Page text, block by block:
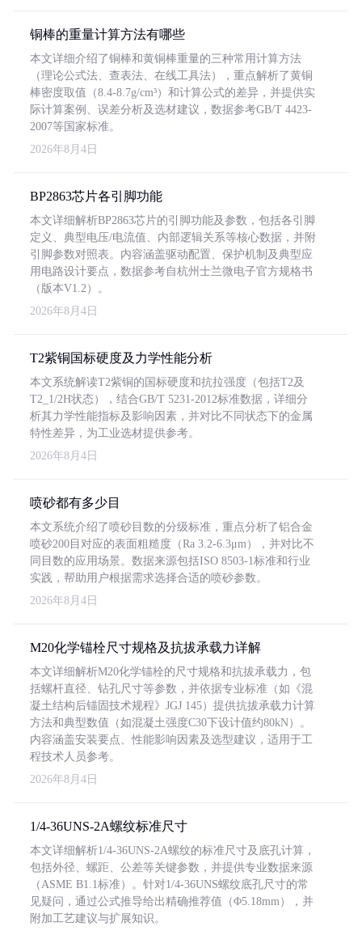
铜棒的重量计算方法有哪些
本文详细介绍了铜棒和黄铜棒重量的三种常用计算方法
（理论公式法、查表法、在线工具法），重点解析了黄铜
棒密度取值（8.4-8.7g/cm³）和计算公式的差异，并提供实
际计算案例、误差分析及选材建议，数据参考GB/T 4423-
2007等国家标准。
2026年8月4日
BP2863芯片各引脚功能
本文详细解析BP2863芯片的引脚功能及参数，包括各引脚
定义、典型电压/电流值、内部逻辑关系等核心数据，并附
引脚参数对照表。内容涵盖驱动配置、保护机制及典型应
用电路设计要点，数据参考自杭州士兰微电子官方规格书
（版本V1.2）。
2026年8月4日
T2紫铜国标硬度及力学性能分析
本文系统解读T2紫铜的国标硬度和抗拉强度（包括T2及
T2_1/2H状态），结合GB/T 5231-2012标准数据，详细分
析其力学性能指标及影响因素，并对比不同状态下的金属
特性差异，为工业选材提供参考。
2026年8月4日
喷砂都有多少目
本文系统介绍了喷砂目数的分级标准，重点分析了铝合金
喷砂200目对应的表面粗糙度（Ra 3.2-6.3μm），并对比不
同目数的应用场景。数据来源包括ISO 8503-1标准和行业
实践，帮助用户根据需求选择合适的喷砂参数。
2026年8月4日
M20化学锚栓尺寸规格及抗拔承载力详解
本文详细解析M20化学锚栓的尺寸规格和抗拔承载力，包
括螺杆直径、钻孔尺寸等参数，并依据专业标准（如《混
凝土结构后锚固技术规程》JGJ 145）提供抗拔承载力计算
方法和典型数值（如混凝土强度C30下设计值约80kN）。
内容涵盖安装要点、性能影响因素及选型建议，适用于工
程技术人员参考。
2026年8月4日
1/4-36UNS-2A螺纹标准尺寸
本文详细解析1/4-36UNS-2A螺纹的标准尺寸及底孔计算，
包括外径、螺距、公差等关键参数，并提供专业数据来源
（ASME B1.1标准）。针对1/4-36UNS螺纹底孔尺寸的常
见疑问，通过公式推导给出精确推荐值（Φ5.18mm），并
附加工艺建议与扩展知识。